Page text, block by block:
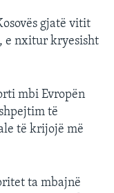
gjatë vitit
e nxitur kryesisht
mbi Evropën
të
të krijojë më
ta mbajnë